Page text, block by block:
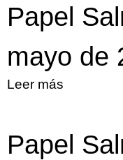
Papel
mayo de
Leer más
Papel